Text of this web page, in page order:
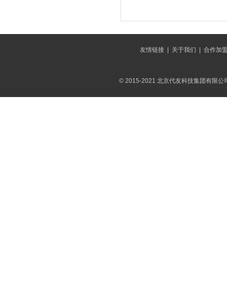
友情链接| 关于我们 合作加
© 2015-2021 北京代友科技集团有限